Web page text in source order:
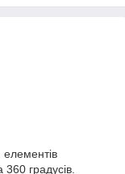
градусів.